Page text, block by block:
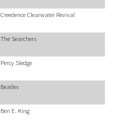
Creedence Clearwater Revival
The Searchers
Percy Sledge
Beatles
Ben E. King